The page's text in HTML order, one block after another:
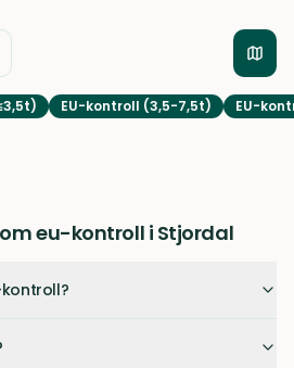
EU-kontroll (3,5-7,5t) EU-
eu-kontroll i Stjordal